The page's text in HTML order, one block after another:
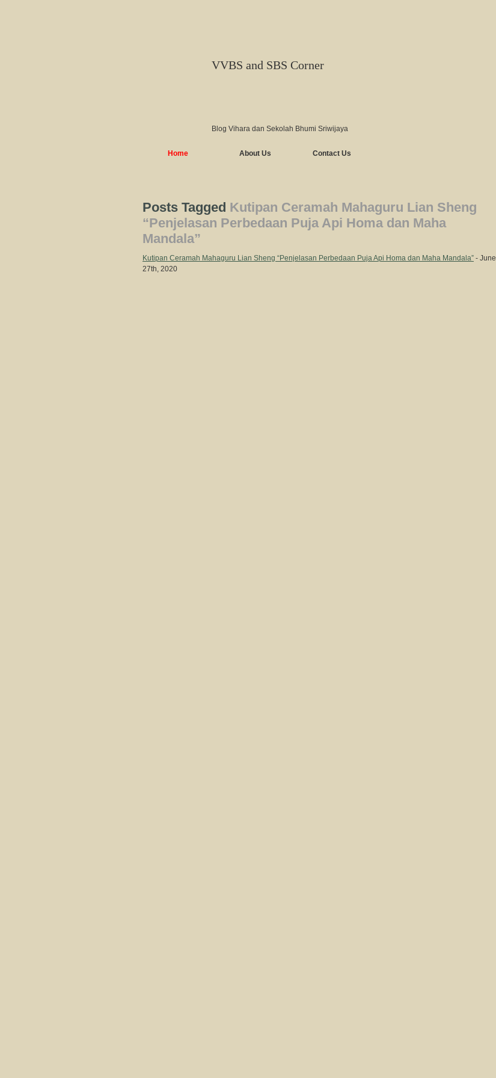
VVBS and SBS Corner
Blog Vihara dan Sekolah Bhumi Sriwijaya
Home About Us Contact Us
Posts Tagged Kutipan Ceramah Mahaguru Lian Sheng
“Penjelasan Perbedaan Puja Api Homa dan Maha
Mandala”
Kutipan Ceramah Mahaguru Lian Sheng “Penjelasan Perbedaan Puja Api Homa dan Maha Mandala” - June
27th, 2020